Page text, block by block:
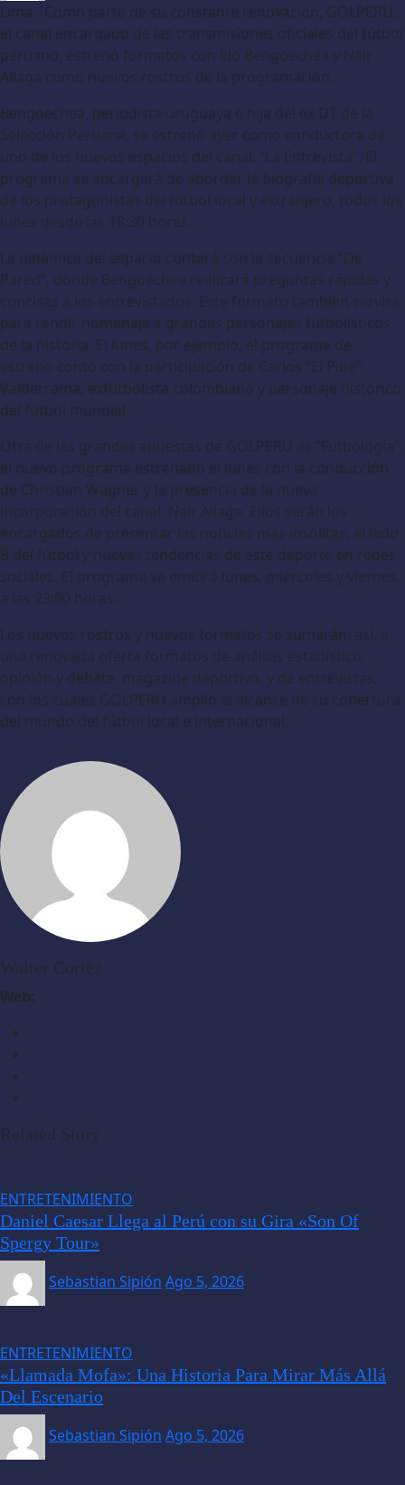
Lima.- Como parte de su constante renovación, GOLPERU,
el canal encargado de las transmisiones oficiales del fútbol
peruano, estrenó formatos con Elo Bengoechea y Nair
Aliaga como nuevos rostros de la programación.
Bengoechea, periodista uruguaya e hija del ex DT de la
Selección Peruana, se estrenó ayer como conductora de
uno de los nuevos espacios del canal: “La Entrevista”. El
programa se encargará de abordar la biografía deportiva
de los protagonistas del fútbol local y extranjero, todos los
lunes desde las 18:30 horas.
La dinámica del espacio contará con la secuencia “De
Pared”, donde Bengoechea realizará preguntas rápidas y
concisas a los entrevistados. Este formato también servirá
para rendir homenaje a grandes personajes futbolísticos
de la historia. El lunes, por ejemplo, el programa de
estreno contó con la participación de Carlos “El Pibe”
Valderrama, exfutbolista colombiano y personaje histórico
del fútbol mundial.
Otra de las grandes apuestas de GOLPERU es “Futbología”,
el nuevo programa estrenado el lunes con la conducción
de Christian Wagner y la presencia de la nueva
incorporación del canal, Nair Aliaga. Ellos serán los
encargados de presentar las noticias más insólitas, el lado
B del fútbol y nuevas tendencias de este deporte en redes
sociales. El programa se emitirá lunes, miércoles y viernes,
a las 23:00 horas.
Los nuevos rostros y nuevos formatos se sumarán, así, a
una renovada oferta formatos de análisis estadístico,
opinión y debate, magazine deportivo, y de entrevistas,
con los cuales GOLPERU amplió el alcance de su cobertura
del mundo del fútbol local e internacional.
Walter Cortéz
Web:
Related Story
ENTRETENIMIENTO
Daniel Caesar Llega al Perú con su Gira «Son Of
Spergy Tour»
Sebastian Sipión Ago 5, 2026
ENTRETENIMIENTO
«Llamada Mofa»: Una Historia Para Mirar Más Allá
Del Escenario
Sebastian Sipión Ago 5, 2026